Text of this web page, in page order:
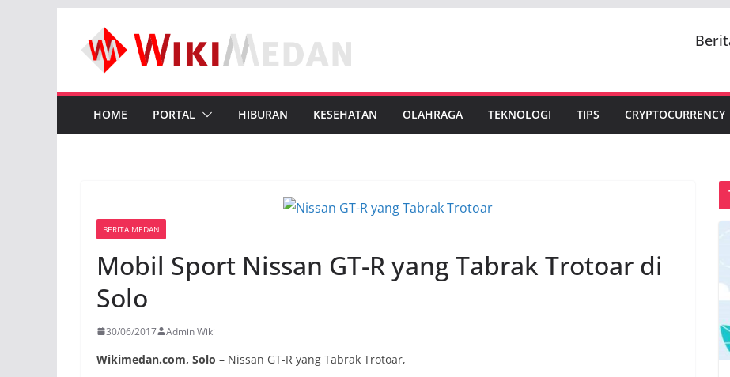
content
HOME PORTAL HIBURAN KESEHATAN OLAHRAGA TEKNOLOGI TIPS CRYPTOCURRENCY
BERITA MEDAN
Mobil Sport Nissan GT-R yang Tabrak Trotoar di
Solo
30/06/2017 Admin Wiki
Wikimedan.com, Solo – Nissan GT-R yang Tabrak Trotoar,